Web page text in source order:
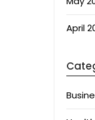
April